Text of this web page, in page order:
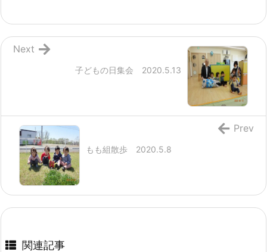
子どもの日集会 2020.5.13
Next
もも組散歩 2020.5.8
Prev
関連記事